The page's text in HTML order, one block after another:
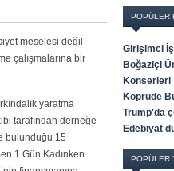
meselesi değil
çalışmalarına bir
yaratma
tarafından derneğe
bulunduğu 15
1 Gün Kadınken
POPÜLER
Girişimci İş
Boğaziçi
Konserleri
Köprüde
Trump'da
Edebiyat
POPÜLER